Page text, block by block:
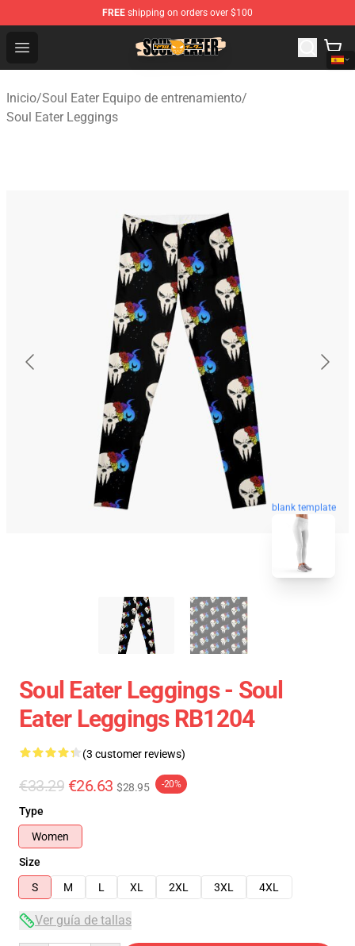
FREE shipping on orders over $100
Open menu
Soul Eater Store - Official Soul Eater Merchandise Shop
Inicio/Soul Eater Equipo de entrenamiento/
Soul Eater Leggings
blank template
Soul Eater Leggings - Soul
Eater Leggings RB1204
(3 customer reviews)
€33.29 €26.63 $28.95 -20%
Type
Women
Size
S
M L XL 2XL 3XL 4XL
Ver guía de tallas